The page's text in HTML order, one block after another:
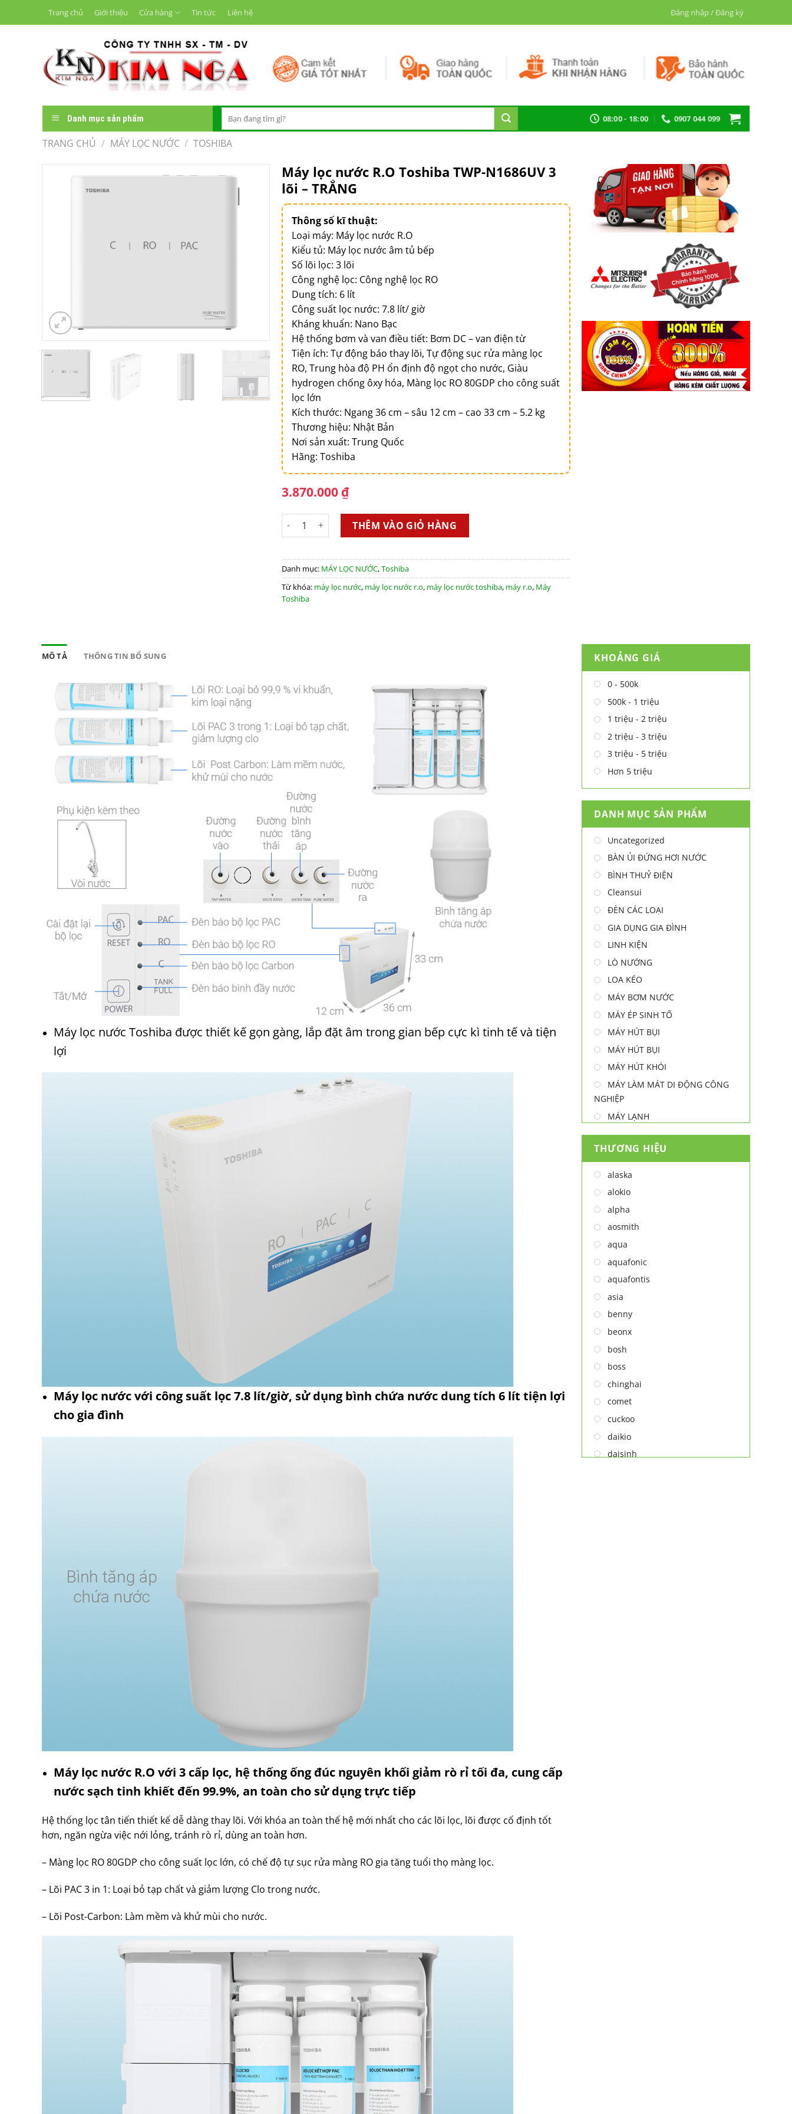
Trang chủ Giới thiệu Cửa hàng Tin tức Liên hệ Đăng nhập / Đăng ký
Danh mục sản phẩm
kiếm:
08:00 - 18:00 0907 044 099
TRANG CHỦ / MÁY LỌC NƯỚC / TOSHIBA
Máy lọc nước R.O Toshiba TWP-N1686UV 3
lõi – TRẮNG
Thông số kĩ thuật:
Loại máy: Máy lọc nước R.O
Kiểu tủ: Máy lọc nước âm tủ bếp
Số lõi lọc: 3 lõi
Công nghệ lọc: Công nghệ lọc RO
Dung tích: 6 lít
Công suất lọc nước: 7.8 lít/ giờ
Kháng khuẩn: Nano Bạc
Hệ thống bơm và van điều tiết: Bơm DC – van điện từ
Tiện ích: Tự động báo thay lõi, Tự động sục rửa màng lọc
RO, Trung hòa độ PH ổn định độ ngọt cho nước, Giàu
hydrogen chống ôxy hóa, Màng lọc RO 80GDP cho công suất
lọc lớn
Kích thước: Ngang 36 cm – sâu 12 cm – cao 33 cm – 5.2 kg
Thương hiệu: Nhật Bản
Nơi sản xuất: Trung Quốc
Hãng: Toshiba
3.870.000 ₫
Máy lọc nước R.O Toshiba TWP-N1686UV 3 lõi - TRẮNG số lượng
THÊM VÀO GIỎ HÀNG
Danh mục: MÁY LỌC NƯỚC,Toshiba
Từ khóa: máy lọc nước, máy lọc nước r.o, máy lọc nước toshiba, máy r.o, Máy
Toshiba
MÔ TẢ THÔNG TIN BỔ SUNG
Máy lọc nước Toshiba được thiết kế gọn gàng, lắp đặt âm trong gian bếp cực kì tinh tế và tiện
lợi
Máy lọc nước với công suất lọc 7.8 lít/giờ, sử dụng bình chứa nước dung tích 6 lít tiện lợi
cho gia đình
Máy lọc nước R.O với 3 cấp lọc, hệ thống ống đúc nguyên khối giảm rò rỉ tối đa, cung cấp
nước sạch tinh khiết đến 99.9%, an toàn cho sử dụng trực tiếp
Hệ thống lọc tân tiến thiết kế dễ dàng thay lõi. Với khóa an toàn thế hệ mới nhất cho các lõi lọc, lõi được cố định tốt
hơn, ngăn ngừa việc nới lỏng, tránh rò rỉ, dùng an toàn hơn.
– Màng lọc RO 80GDP cho công suất lọc lớn, có chế độ tự sục rửa màng RO gia tăng tuổi thọ màng lọc.
– Lõi PAC 3 in 1: Loại bỏ tạp chất và giảm lượng Clo trong nước.
– Lõi Post-Carbon: Làm mềm và khử mùi cho nước.
KHOẢNG GIÁ
0 - 500k
500k - 1 triệu
1 triệu - 2 triệu
2 triệu - 3 triệu
3 triệu - 5 triệu
Hơn 5 triệu
DANH MỤC SẢN PHẨM
Uncategorized
BÀN ỦI ĐỨNG HƠI NƯỚC
BÌNH THUỶ ĐIỆN
Cleansui
ĐÈN CÁC LOẠI
GIA DỤNG GIA ĐÌNH
LINH KIỆN
LÒ NƯỚNG
LOA KÉO
MÁY BƠM NƯỚC
MÁY ÉP SINH TỐ
MÁY HÚT BỤI
MÁY HÚT BỤI
MÁY HÚT KHÓI
MÁY LÀM MÁT DI ĐỘNG CÔNG
NGHIỆP
MÁY LẠNH
MÁY LỌC NƯỚC
MÁY NƯỚC NÓNG
MÁY SẤY TAY
NỒI CHIÊN
TỦ ĐÔNG
TỦ RƯỢU
MÁY NƯỚC NÓNG LẠNH
THƯƠNG HIỆU
alaska
alokio
alpha
aosmith
aqua
aquafonic
aquafontis
asia
benny
beonx
bosh
boss
chinghai
comet
cuckoo
daikio
daisinh